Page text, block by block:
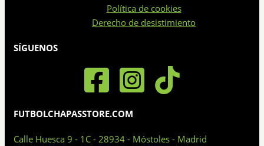
de
Política de cookies
Derecho de desistimiento
SÍGUENOS
FUTBOLCHAPASSTORE.COM
Calle Huesca 9 - 1C - 28934 - Móstoles - Madrid